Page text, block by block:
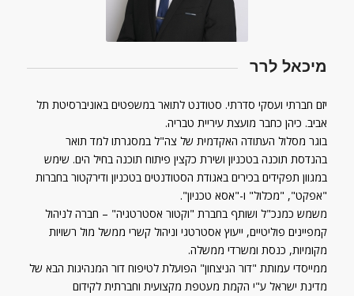
מיכאל לרר
יזם חברתי ועסקי סדרתי. סטודנט לתואר במשפטים באוניברסיטת תל
אביב. כיהן כחבר מועצת עיריית טבריה.
בוגר מסלול העתודה האקדמית של צה"ל במסגרתו למד תואר
בהנדסת תוכנה בטכניון ושירת כקצין פיתוח תוכנה בחיל הים. שימש
במגוון תפקידים בכירים באגודת הסטודנטים בטכניון ודירקטור בחברות
"אפקט", "מכלול" ו-"אסא טכניון".
משמש כמנכ"ל ושותף בחברת "וקטור אסטרטגיה" – חברה לניהול
קמפיינים פוליטיים, ייעוץ אסטרטגי וניהול קשרי ממשל מול רשויות
מקומיות, כנסת ומשרדי ממשלה.
ממייסדי עמותת "דור הניצחון" הפועלת לטיפוח דור המנהיגות הבא של
מדינת ישראל ע"י הקמת מעטפת מקצועית וחברתית לקידום